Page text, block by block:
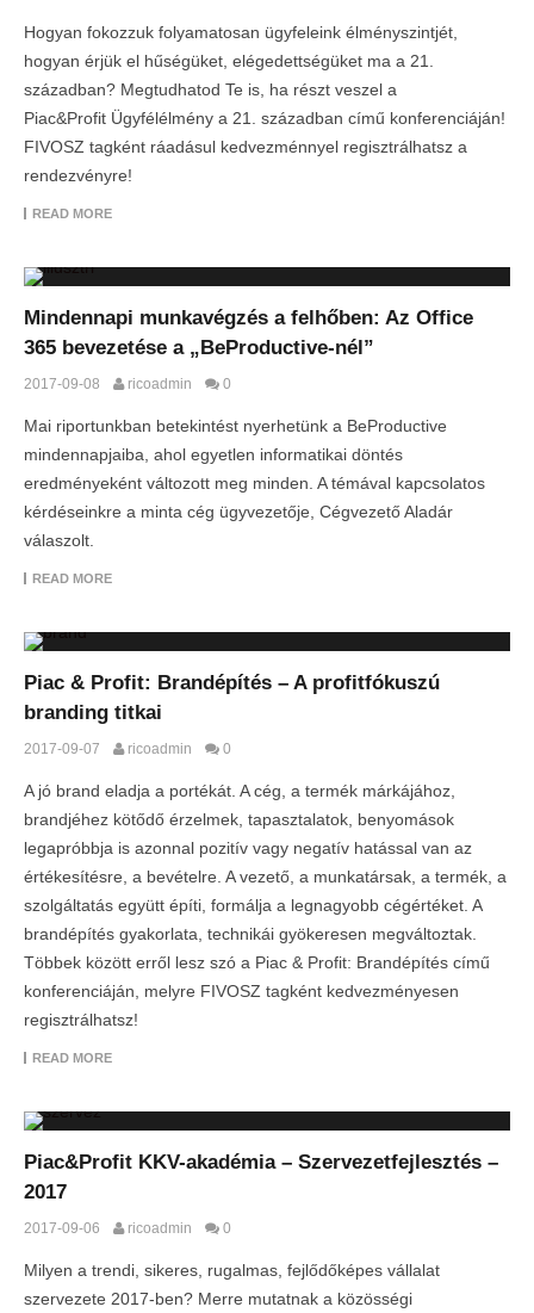
Hogyan fokozzuk folyamatosan ügyfeleink élményszintjét,
hogyan érjük el hűségüket, elégedettségüket ma a 21.
században? Megtudhatod Te is, ha részt veszel a
Piac&Profit Ügyfélélmény a 21. században című konferenciáján!
FIVOSZ tagként ráadásul kedvezménnyel regisztrálhatsz a
rendezvényre!
READ MORE
Mindennapi munkavégzés a felhőben: Az Office
365 bevezetése a „BeProductive-nél”
2017-09-08 ricoadmin 0
Mai riportunkban betekintést nyerhetünk a BeProductive
mindennapjaiba, ahol egyetlen informatikai döntés
eredményeként változott meg minden. A témával kapcsolatos
kérdéseinkre a minta cég ügyvezetője, Cégvezető Aladár
válaszolt.
READ MORE
Piac & Profit: Brandépítés – A profitfókuszú
branding titkai
2017-09-07 ricoadmin 0
A jó brand eladja a portékát. A cég, a termék márkájához,
brandjéhez kötődő érzelmek, tapasztalatok, benyomások
legapróbbja is azonnal pozitív vagy negatív hatással van az
értékesítésre, a bevételre. A vezető, a munkatársak, a termék, a
szolgáltatás együtt építi, formálja a legnagyobb cégértéket. A
brandépítés gyakorlata, technikái gyökeresen megváltoztak.
Többek között erről lesz szó a Piac & Profit: Brandépítés című
konferenciáján, melyre FIVOSZ tagként kedvezményesen
regisztrálhatsz!
READ MORE
Piac&Profit KKV-akadémia – Szervezetfejlesztés –
2017
2017-09-06 ricoadmin 0
Milyen a trendi, sikeres, rugalmas, fejlődőképes vállalat
szervezete 2017-ben? Merre mutatnak a közösségi